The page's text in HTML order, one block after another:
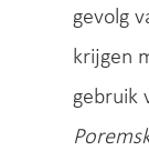
gevolg
krijgen
gebruik